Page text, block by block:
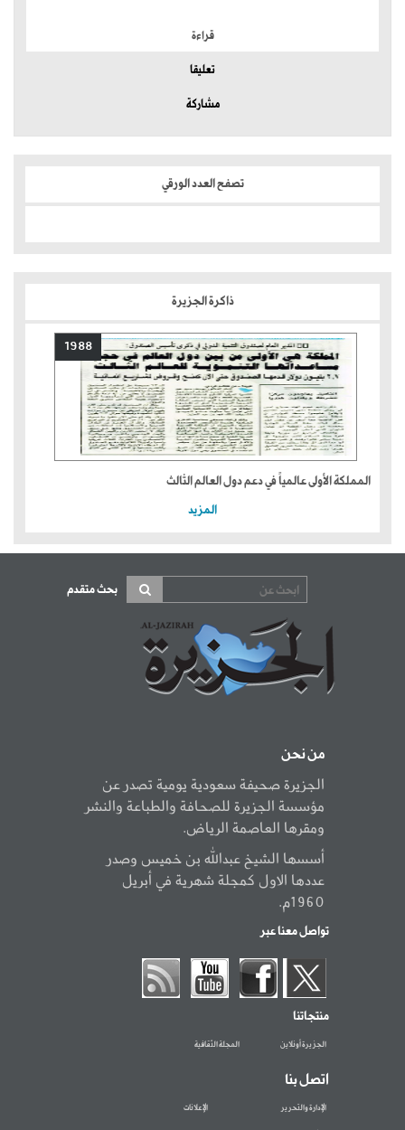
قراءة
تعليقا
مشاركة
تصفح العدد الورقي
ذاكرة الجزيرة
1988
المملكة الأولى عالمياً في دعم دول العالم الثالث
المزيد
بحث متقدم
من نحن
الجزيرة صحيفة سعودية يومية تصدر عن
مؤسسة الجزيرة للصحافة والطباعة والنشر
ومقرها العاصمة الرياض.
أسسها الشيخ عبدالله بن خميس وصدر
عددها الاول كمجلة شهرية في أبريل
1960م.
تواصل معنا عبر
منتجاتنا
الجزيرة أونلاين المجلة الثقافية
اتصل بنا
الإدارة والتحرير الإعلانات